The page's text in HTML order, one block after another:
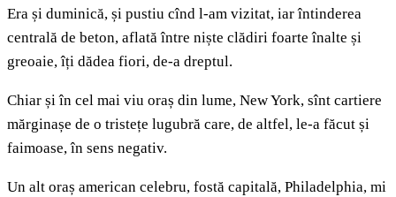
Era și duminică, și pustiu cînd l-am vizitat, iar întinderea
centrală de beton, aflată între niște clădiri foarte înalte și
greoaie, îți dădea fiori, de-a dreptul.
Chiar și în cel mai viu oraș din lume, New York, sînt cartiere
mărginașe de o tristețe lugubră care, de altfel, le-a făcut și
faimoase, în sens negativ.
Un alt oraș american celebru, fostă capitală, Philadelphia, mi